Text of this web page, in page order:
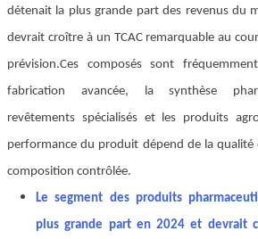
détenait la plus grande part des revenus du
devrait croître à un TCAC remarquable au
prévision.Ces composés sont
fabrication avancée, la synthèse
revêtements spécialisés et les produits
performance du produit dépend de la qualité
composition contrôlée.
Le segment des produits
plus grande part en 2024 et devrait